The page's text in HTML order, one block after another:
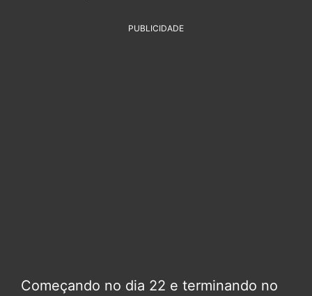
PUBLICIDADE
Começando no dia 22 e terminando no